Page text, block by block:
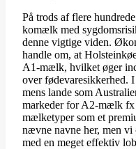
På trods af flere
komælk med
denne vigtige viden.
handle om, at
A1-mælk, hvilket øger
over fødevaresikkerhed.
mens lande som
markeder for A2-mælk fx
mælketyper som et
nævne navne her, men
med en meget effektiv